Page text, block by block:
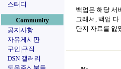
스터디
Community
공지사항
자유게시판
구인|구직
DSN 갤러리
백업은 해당 서
그래서, 백업
단지 자료를 잃